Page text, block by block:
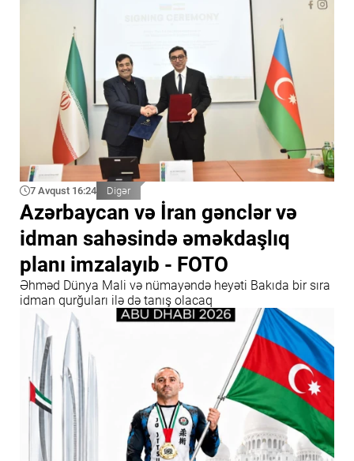
7 Avqust 16:24 Digər
Azərbaycan və İran gənclər və
idman sahəsində əməkdaşlıq
planı imzalayıb - FOTO
Əhməd Dünya Mali və nümayəndə heyəti Bakıda bir sıra
idman qurğuları ilə də tanış olacaq